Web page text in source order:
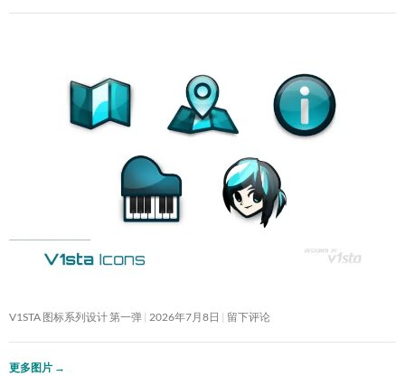
V1STA 图标系列设计 第一弹 2026年7月8日 留下评论
更多图片 →